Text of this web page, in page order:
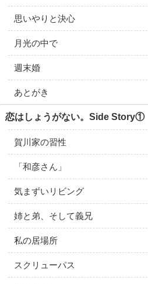
思いやりと決心
月光の中で
週末婚
あとがき
恋はしょうがない。Side Story①
賀川家の習性
「和彦さん」
気まずいリビング
姉と弟、そして義兄
私の居場所
スクリューパス